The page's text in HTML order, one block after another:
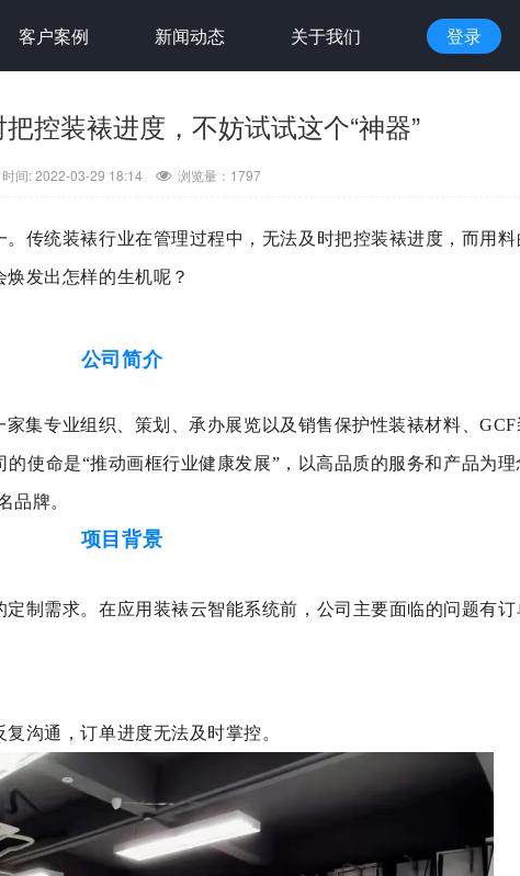
客户案例 新闻动态 关于我们 登录
进度，不妨试试这个“神器”
控装裱进度，不妨试试这个“神器”
时间: 2022-03-29 18:14 浏览量： 1797
传统装裱行业在管理过程中，无法及时把控装裱进度，而用料
发出怎样的生机呢？
公司简介
集专业组织、策划、承办展览以及销售保护性装裱材料、GCF
的使命是“推动画框行业健康发展”，以高品质的服务和产品为
品牌。
项目背景
制需求。在应用装裱云智能系统前，公司主要面临的问题有
沟通，订单进度无法及时掌控。